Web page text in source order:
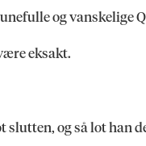
og vanskelige
eksakt.
slutten, og så lot han